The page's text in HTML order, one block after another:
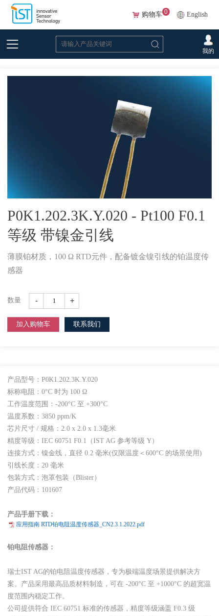
English
购物车 0
我的
首页 >温度传感器 > 铂 >P0K1.202.3K.Y.020 - Pt100 F0.1等级
P0K1.202.3K.Y.020 - Pt100 F0.1
等级 带镍金引线
薄膜铂材质，100 Ω RTD元件，配备镀金镍引线的铂温度传
感器
数量 - +
加入购物车 联系我们
产品型号：P0K1.202.3K.Y.020
标称电阻：0°C 时为 100 Ω
工作温度范围：-200°C 至 +300°C
温度系数：3850 ppm/K
芯片尺寸 / 规格：2.0 x 2.0 x 1.3毫米
精度等级：IEC 60751 F0.1（IST AG 参考等级 Y）
连接方式：镍金线，直径 0.2 毫米(仅限温度＜600°C 的场景使用)
引线长度：20 毫米
包装方式：泡罩包装（Blister）
产品代码：101607
产品手册下载：
应用指南 RTD铂电阻温度传感器_CN2.3.1.2022.pdf
铂电阻传感器：
瑞士IST AG的铂电阻温度传感器，专为极端温度场景提供解决方
案。产品采用最高品质材料制造，可在 -200°C 至 +1000°C 的超宽温
度范围内稳定工作。
公司提供符合 IEC 60751 标准的传感器，精度等级涵盖 F0.3 级